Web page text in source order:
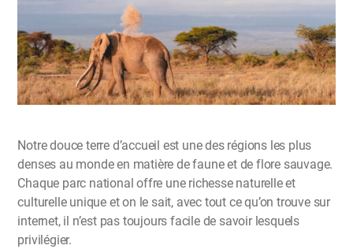
Notre douce terre d’accueil est une des régions les plus
denses au monde en matière de faune et de flore sauvage.
Chaque parc national offre une richesse naturelle et
culturelle unique et on le sait, avec tout ce qu’on trouve sur
internet, il n’est pas toujours facile de savoir lesquels
privilégier.